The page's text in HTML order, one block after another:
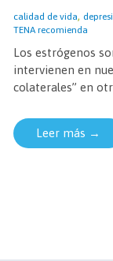
calidad de vida,
TENA recomienda
Los estrógenos
intervienen en
colaterales” en
Leer más →